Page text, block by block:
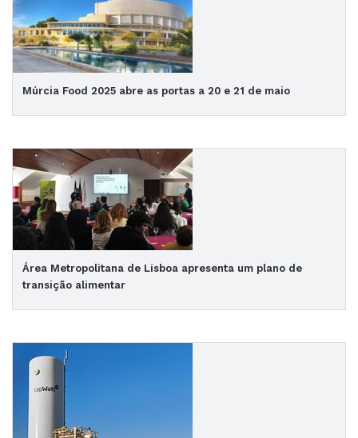
Múrcia Food 2025 abre as portas a 20 e 21 de maio
Área Metropolitana de Lisboa apresenta um plano de
transição alimentar